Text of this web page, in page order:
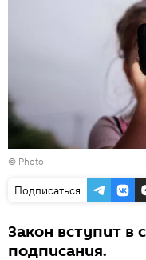
© Photo
Подписаться
Закон вступит в
подписания.